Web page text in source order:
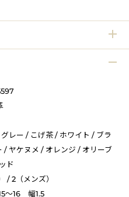
レー / こげ茶 / ホワイト / ブラ
/ ヤケヌメ / オレンジ / オリーブ
ド
/ 2（メンズ）
～16 幅1.5